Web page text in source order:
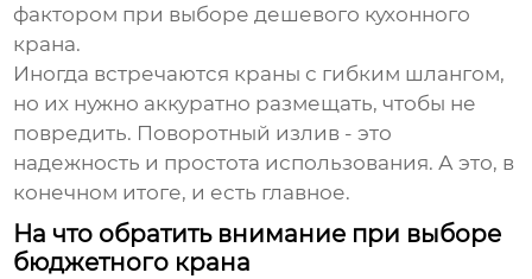
фактором при выборедешевого кухонного
крана.
Иногда встречаются краны с гибким шлангом,
но их нужно аккуратно размещать, чтобы не
повредить. Поворотный излив - это
надежность и простота использования. А это, в
конечном итоге, и есть главное.
На что обратить внимание при выборе
бюджетного крана